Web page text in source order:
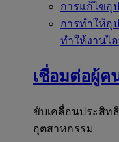
การแก้ไขอุ
การทำให้อุ
ทำให้งานไ
เชื่อมต่อผู้ค
ขับเคลื่อนประสิท
อุตสาหกรรม